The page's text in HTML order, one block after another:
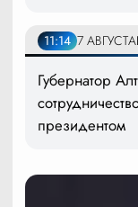
11:14 7 АВГУСТА
Губернатор
президентом